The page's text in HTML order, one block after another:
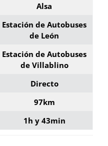
Alsa
Estación de Autobuses
de León
Estación de Autobuses
de Villablino
Directo
97km
1h y 43min